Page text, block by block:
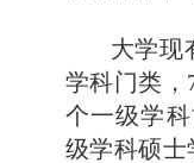
大学现
学科门类，
个一级学
级学科硕士